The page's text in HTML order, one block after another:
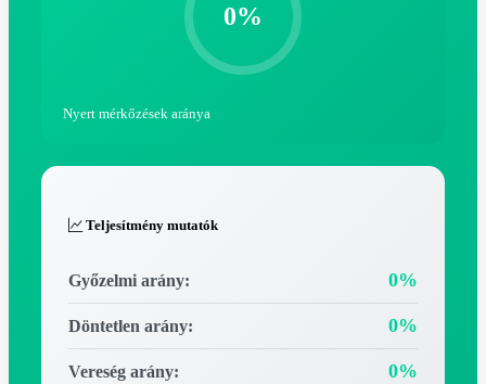
0%
Nyert mérkőzések aránya
Teljesítmény mutatók
Győzelmi arány: 0%
Döntetlen arány: 0%
Vereség arány: 0%